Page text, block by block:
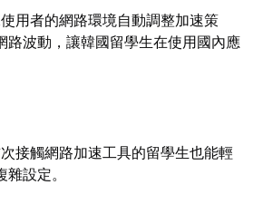
用者的網路環境自動調整加速策
波動，讓韓國留學生在使用國內應
接觸網路加速工具的留學生也能輕
設定。